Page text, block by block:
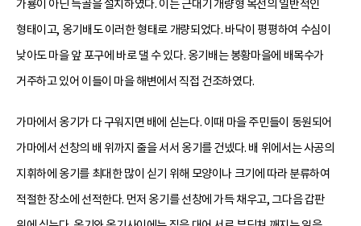
가룡이 아닌 늑골을 설치하였다. 이는 근대기 개량형 목선의 일반적인
형태이고, 옹기배도 이러한 형태로 개량되었다. 바닥이 평평하여 수심이
낮아도 마을 앞 포구에 바로 댈 수 있다. 옹기배는 봉황마을에 배목수가
거주하고 있어 이들이 마을 해변에서 직접 건조하였다.
가마에서 옹기가 다 구워지면 배에 싣는다. 이때 마을 주민들이 동원되어
가마에서 선창의 배 위까지 줄을 서서 옹기를 건넸다. 배 위에서는 사공의
지휘하에 옹기를 최대한 많이 싣기 위해 모양이나 크기에 따라 분류하여
적절한 장소에 선적한다. 먼저 옹기를 선창에 가득 채우고, 그다음 갑판